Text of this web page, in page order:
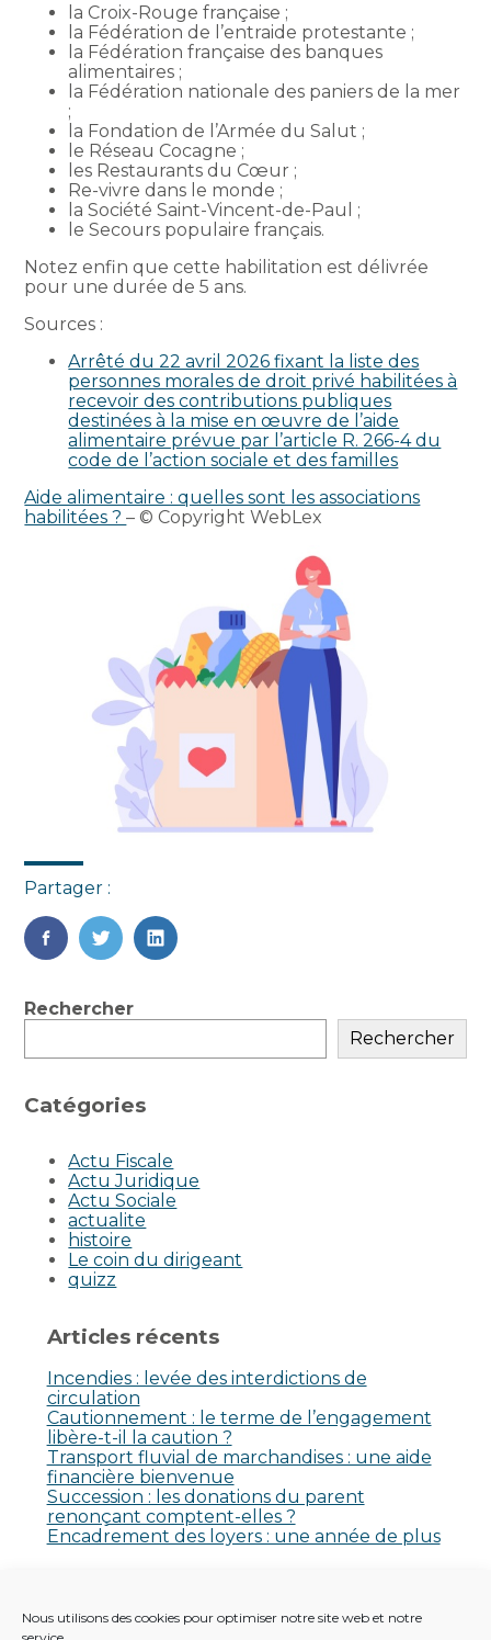
Nous utilisons des cookies pour optimiser notre site web et notre
la Croix-Rouge française ;
la Fédération de l’entraide protestante ;
la Fédération française des banques
alimentaires ;
la Fédération nationale des paniers de la mer
;
la Fondation de l’Armée du Salut ;
le Réseau Cocagne ;
les Restaurants du Cœur ;
Re-vivre dans le monde ;
la Société Saint-Vincent-de-Paul ;
le Secours populaire français.
Notez enfin que cette habilitation est délivrée
pour une durée de 5 ans.
Sources :
Arrêté du 22 avril 2026 fixant la liste des
personnes morales de droit privé habilitées à
recevoir des contributions publiques
destinées à la mise en œuvre de l’aide
alimentaire prévue par l’article R. 266-4 du
code de l’action sociale et des familles
Aide alimentaire : quelles sont les associations
habilitées ?– © Copyright WebLex
Partager :
FaceBook
TwitterLinkedIn
Blog
Rechercher
Rechercher
Catégories
Actu Fiscale
Actu Juridique
Actu Sociale
actualite
histoire
Le coin du dirigeant
quizz
Articles récents
Incendies : levée des interdictions de
circulation
Cautionnement : le terme de l’engagement
libère-t-il la caution ?
Transport fluvial de marchandises : une aide
financière bienvenue
Succession : les donations du parent
renonçant comptent-elles ?
Encadrement des loyers : une année de plus
Aucun commentaire à afficher.